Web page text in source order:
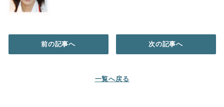
前の記事へ
一覧へ戻る
次の記事へ